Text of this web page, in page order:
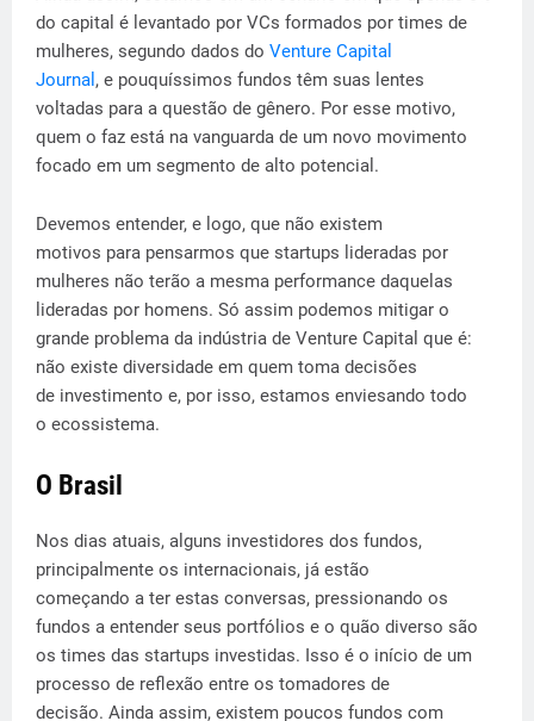
do capital é levantado por VCs formados por times de
mulheres, segundo dados do Venture Capital
Journal , e pouquíssimos fundos têm suas lentes
voltadas para a questão de gênero. Por esse motivo,
quem o faz está na vanguarda de um novo movimento
focado em um segmento de alto potencial.
Devemos entender, e logo, que não existem
motivos para pensarmos que startups lideradas por
mulheres não terão a mesma performance daquelas
lideradas por homens. Só assim podemos mitigar o
grande problema da indústria de Venture Capital que é:
não existe diversidade em quem toma decisões
de investimento e, por isso, estamos enviesando todo
o ecossistema.
O Brasil
Nos dias atuais, alguns investidores dos fundos,
principalmente os internacionais, já estão
começando a ter estas conversas, pressionando os
fundos a entender seus portfólios e o quão diverso são
os times das startups investidas. Isso é o início de um
processo de reflexão entre os tomadores de
decisão. Ainda assim, existem poucos fundos com